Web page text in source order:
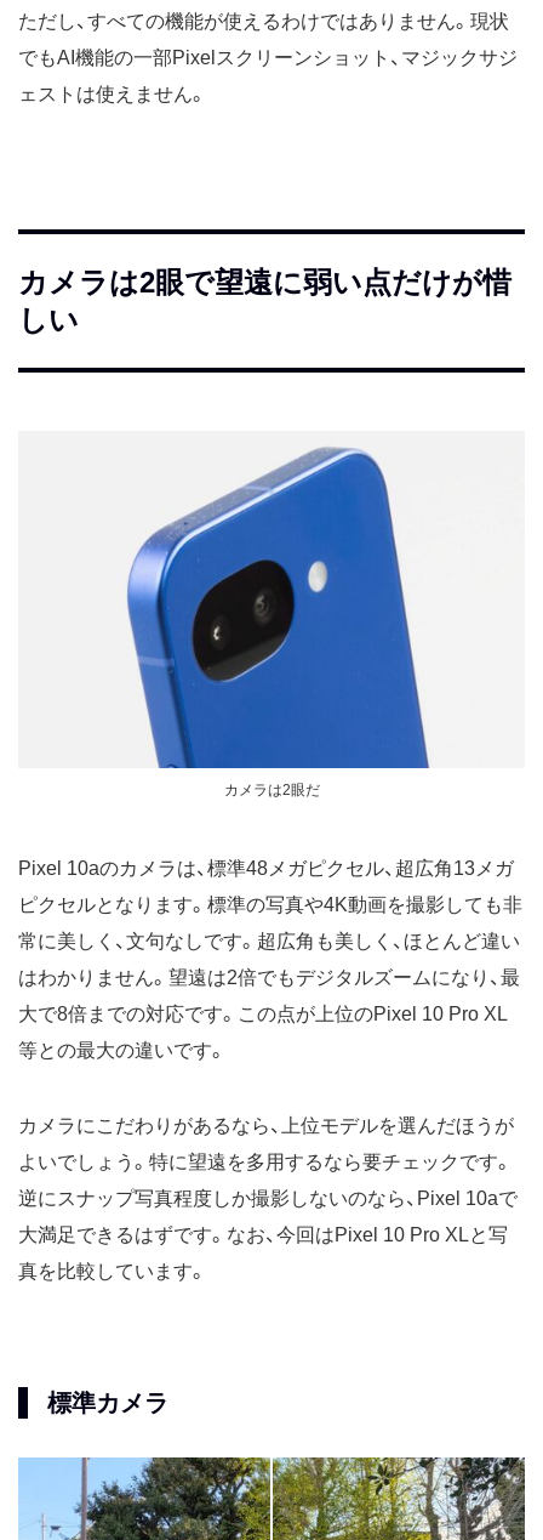
ただし、すべての機能が使えるわけではありません。現状
でもAI機能の一部Pixelスクリーンショット、マジックサジ
ェストは使えません。
カメラは2眼で望遠に弱い点だけが惜
しい
カメラは2眼だ
Pixel 10aのカメラは、標準48メガピクセル、超広角13メガ
ピクセルとなります。標準の写真や4K動画を撮影しても非
常に美しく、文句なしです。超広角も美しく、ほとんど違い
はわかりません。望遠は2倍でもデジタルズームになり、最
大で8倍までの対応です。この点が上位のPixel 10 Pro XL
等との最大の違いです。
カメラにこだわりがあるなら、上位モデルを選んだほうが
よいでしょう。特に望遠を多用するなら要チェックです。
逆にスナップ写真程度しか撮影しないのなら、Pixel 10aで
大満足できるはずです。なお、今回はPixel 10 Pro XLと写
真を比較しています。
標準カメラ